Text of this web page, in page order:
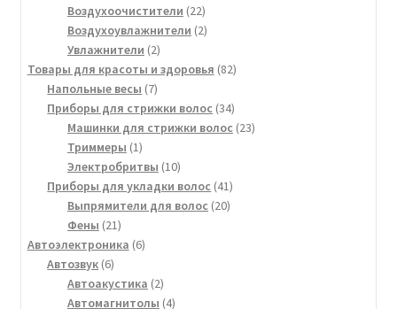
Воздухоочистители 2222
товара
Воздухоувлажнители 22
Увлажнители 22
товара
Товары для красоты и здоровья 8282
Напольные весы 77
товаров
Приборы для стрижки волос 3434
товара
Машинки для стрижки волос 2323
Триммеры 11
товар
Электробритвы 1010
товаров
Приборы для укладки волос 4141
товар
Выпрямители для волос 2020
Фены 2121
товар
Автоэлектроника 66
Автозвук 66
товаров
Автоакустика 22
товара
Автомагнитолы 44